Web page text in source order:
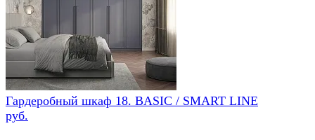
Гардеробный шкаф 18. BASIC / SMART LINE
руб.